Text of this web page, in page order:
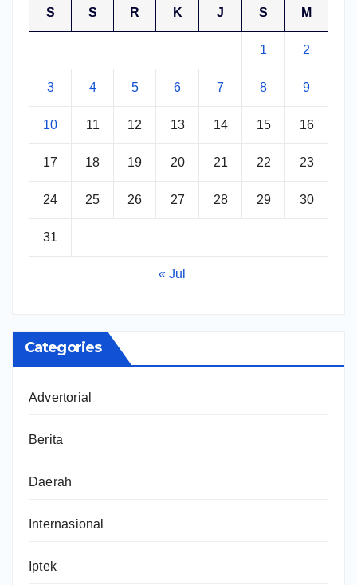
S S R K J S M
1 2
3 4 5 6 7 8 9
10 11 12 13 14 15 16
17 18 19 20 21 22 23
24 25 26 27 28 29 30
31
« Jul
Categories
Advertorial
Berita
Daerah
Internasional
Iptek